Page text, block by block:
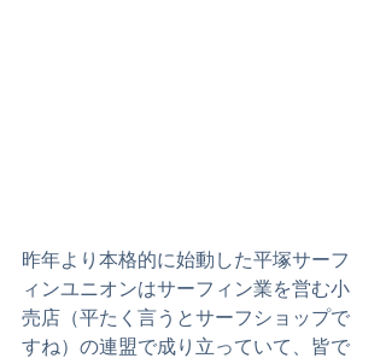
昨年より本格的に始動した平塚サーフ
ィンユニオンはサーフィン業を営む小
売店（平たく言うとサーフショップで
すね）の連盟で成り立っていて、皆で